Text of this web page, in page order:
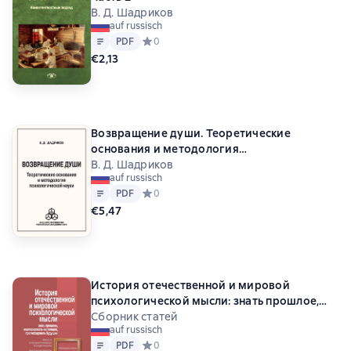
В. Д. Шадриков
auf russisch
Text
PDF
PDF Средний рейтинг 0 на основе 0 оценок
0
€2,13
Возвращение души. Теоретические
основания и методология
психологической науки
В. Д. Шадриков
auf russisch
Text
PDF
PDF Средний рейтинг 0 на основе 0 оценок
0
€5,47
История отечественной и мировой
психологической мысли: знать прошлое,
анализировать настоящее, прогнозировать
будущее. Материалы международной
конференции по истории психологии «VII
Сборник статей
auf russisch
Text
PDF
PDF Средний рейтинг 0 на основе 0 оценок
0